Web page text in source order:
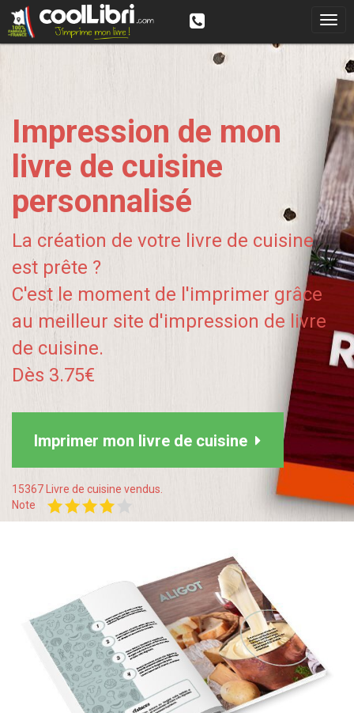
Impression de mon
livre de cuisine
personnalisé
La création de votre livre de cuisine
est prête ?
C'est le moment de l'imprimer grâce
au meilleur site d'impression de livre
de cuisine.
Dès 3.75€
Imprimer mon livre de cuisine
15367 Livre de cuisine vendus.
Note